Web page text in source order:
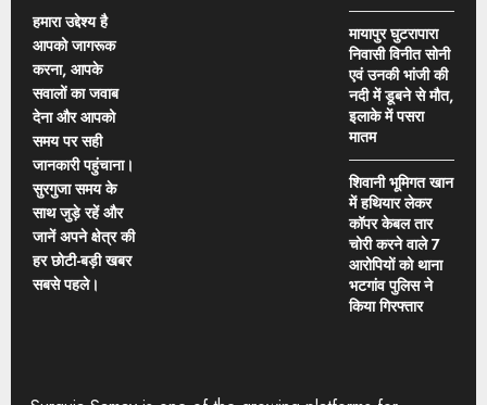
हमारा उद्देश्य है
आपको जागरूक
करना, आपके
सवालों का जवाब
देना और आपको
समय पर सही
जानकारी पहुंचाना।
सुरगुजा समय के
साथ जुड़े रहें और
जानें अपने क्षेत्र की
हर छोटी-बड़ी खबर
सबसे पहले।
मायापुर घुटरापारा
निवासी विनीत सोनी
एवं उनकी भांजी की
नदी में डूबने से मौत,
इलाके में पसरा
मातम
शिवानी भूमिगत खान
में हथियार लेकर
कॉपर केबल तार
चोरी करने वाले 7
आरोपियों को थाना
भटगांव पुलिस ने
किया गिरफ्तार